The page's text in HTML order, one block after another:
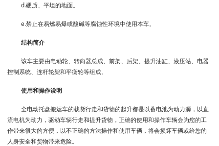
d.硬质、平坦的地面。
e.禁止在易燃易爆或酸碱等腐蚀性环境中使用本车。
结构简介
该车主要由电动轮、转向器总成、前架、后架、提升油缸、液压站、电器
控制系统、连杆轮架和平衡轮等组成。
使用和操作说明
全电动托盘搬运车的载货行走和货物的起升都是以蓄电池为动力源，以直
流电机为动力，驱动车辆行走和提升货物，正确的使用和操作车辆会为您的工
作带来很大的方便，以不正确的方法操作和使用车辆，将会损坏车辆或给您的
人身安全和货物带来危险。